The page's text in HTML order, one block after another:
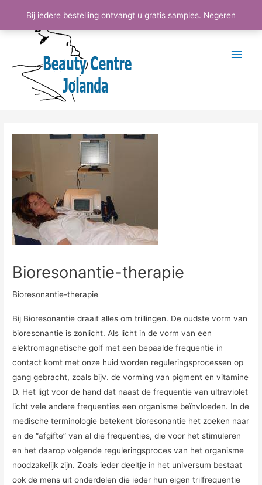
Bij iedere bestelling ontvangt u gratis samples. Negeren
Bioresonantie-therapie
Bioresonantie-therapie
Bij Bioresonantie draait alles om trillingen. De oudste vorm van
bioresonantie is zonlicht. Als licht in de vorm van een
elektromagnetische golf met een bepaalde frequentie in
contact komt met onze huid worden reguleringsprocessen op
gang gebracht, zoals bijv. de vorming van pigment en vitamine
D. Het ligt voor de hand dat naast de frequentie van ultraviolet
licht vele andere frequenties een organisme beïnvloeden. In de
medische terminologie betekent bioresonantie het zoeken naar
en de “afgifte” van al die frequenties, die voor het stimuleren
en het daarop volgende reguleringsproces van het organisme
noodzakelijk zijn. Zoals ieder deeltje in het universum bestaat
ook de mens uit onderdelen die ieder hun eigen trilfrequentie